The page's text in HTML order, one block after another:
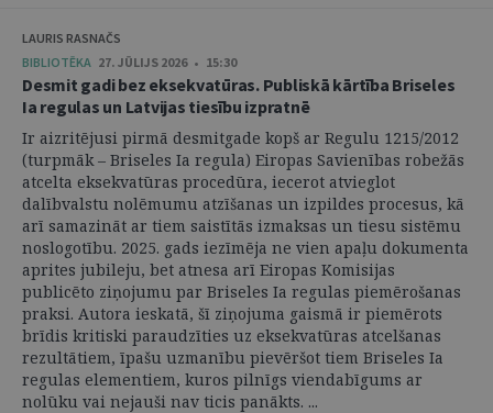
LAURIS RASNAČS
BIBLIOTĒKA 27. JŪLIJS 2026 • 15:30
Desmit gadi bez eksekvatūras. Publiskā kārtība Briseles
Ia regulas un Latvijas tiesību izpratnē
Ir aizritējusi pirmā desmitgade kopš ar Regulu 1215/2012
(turpmāk – Briseles Ia regula) Eiropas Savienības robežās
atcelta eksekvatūras procedūra, iecerot atvieglot
dalībvalstu nolēmumu atzīšanas un izpildes procesus, kā
arī samazināt ar tiem saistītās izmaksas un tiesu sistēmu
noslogotību. 2025. gads iezīmēja ne vien apaļu dokumenta
aprites jubileju, bet atnesa arī Eiropas Komisijas
publicēto ziņojumu par Briseles Ia regulas piemērošanas
praksi. Autora ieskatā, šī ziņojuma gaismā ir piemērots
brīdis kritiski paraudzīties uz eksekvatūras atcelšanas
rezultātiem, īpašu uzmanību pievēršot tiem Briseles Ia
regulas elementiem, kuros pilnīgs viendabīgums ar
nolūku vai nejauši nav ticis panākts. ...